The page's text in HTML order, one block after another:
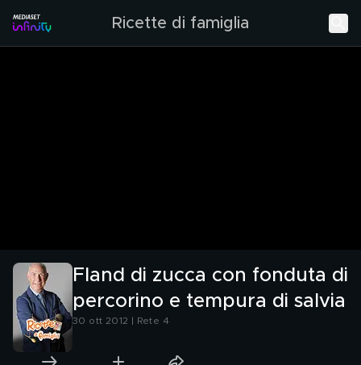
Ricette di famiglia
Fland di zucca con fonduta di
percorino e tempura di salvia
30 ott 2012 | Rete 4